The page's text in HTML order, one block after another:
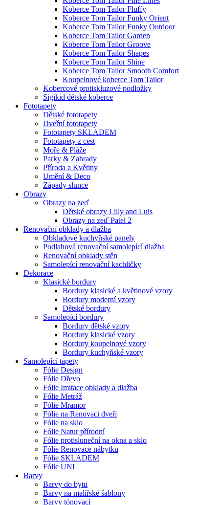
Koberce Tom Tailor Fluffy
Koberce Tom Tailor Funky Orient
Koberce Tom Tailor Funky Outdoor
Koberce Tom Tailor Garden
Koberce Tom Tailor Groove
Koberce Tom Tailor Shapes
Koberce Tom Tailor Shine
Koberce Tom Tailor Smooth Comfort
Koupelnové koberce Tom Tailor
Kobercové protiskluzové podložky
Sigikid dětské koberce
Fototapety
Dětské fototapety
Dveřní fototapety
Fototapety SKLADEM
Fototapety z cest
Moře & Pláže
Parky & Zahrady
Příroda a Květiny
Umění & Deco
Západy slunce
Obrazy
Obrazy na zeď
Dětské obrazy Lilly and Luis
Obrazy na zeď Patel 2
Renovační obklady a dlažba
Obkladové kuchyňské panely
Podlahová renovační samolepící dlažba
Renovační obklady stěn
Samolepící renovační kachličky
Dekorace
Klasické bordury
Bordury klasické a květinové vzory
Bordury moderní vzory
Dětské bordury
Samolepící bordury
Bordury dětské vzory
Bordury klasické vzory
Bordury koupelnové vzory
Bordury kuchyňské vzory
Samolepící tapety
Fólie Design
Fólie Dřevo
Fólie Imitace obklady a dlažba
Fólie Metráž
Fólie Mramor
Fólie na Renovaci dveří
Fólie na sklo
Fólie Natur přírodní
Fólie protisluneční na okna a sklo
Fólie Renovace nábytku
Fólie SKLADEM
Fólie UNI
Barvy
Barvy do bytu
Barvy na malířské šablony
Barvy tónovací